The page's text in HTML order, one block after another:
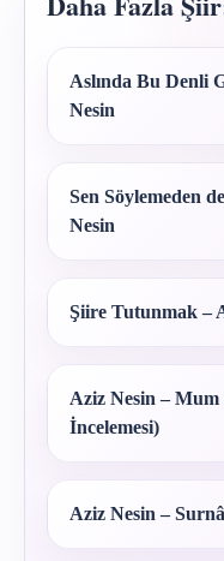
Aslında Bu Denli
Nesin
Sen Söylemeden
Nesin
Şiire Tutunmak –
Aziz Nesin – Mum
İncelemesi)
Aziz Nesin –